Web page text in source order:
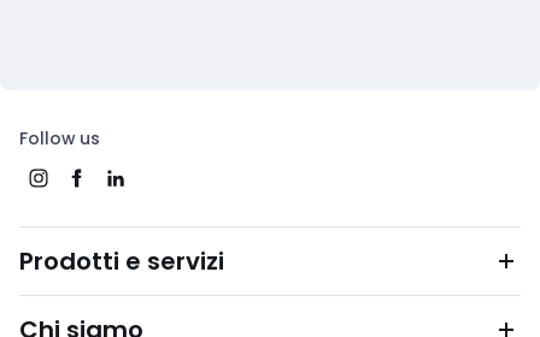
Follow us
Prodotti e servizi
Chi siamo